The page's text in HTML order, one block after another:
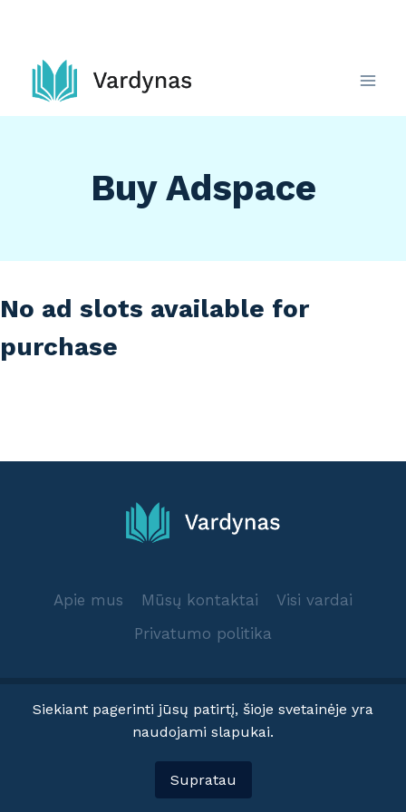
content
Buy Adspace
No ad slots available for
purchase
Apie mus Mūsų kontaktai
Visi vardai
Privatumo politika
© 2025 Vardynas.info
Siekiant pagerinti jūsų patirtį, šioje svetainėje yra
naudojami slapukai.
Supratau